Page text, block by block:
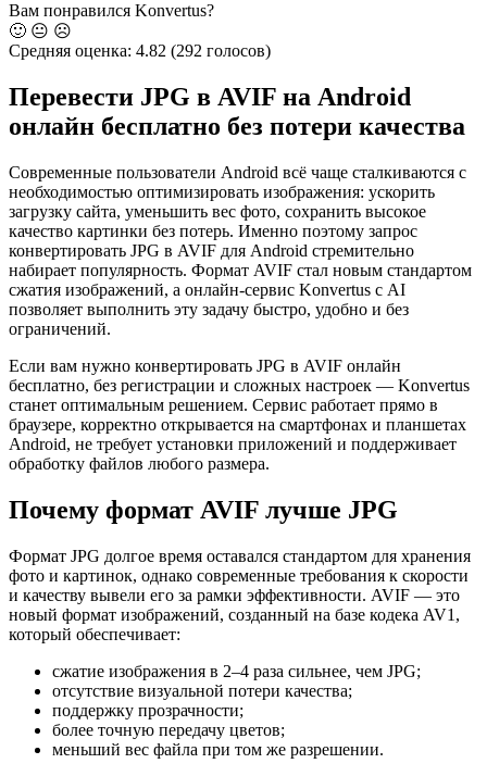
Вам понравился Konvertus?
🙂 😐 ☹️
Средняя оценка: 4.82 (292 голосов)
Перевести JPG в AVIF на Android
онлайн бесплатно без потери качества
Современные пользователи Android всё чаще сталкиваются с
необходимостью оптимизировать изображения: ускорить
загрузку сайта, уменьшить вес фото, сохранить высокое
качество картинки без потерь. Именно поэтому запрос
конвертировать JPG в AVIF для Android стремительно
набирает популярность. Формат AVIF стал новым стандартом
сжатия изображений, а онлайн-сервис Konvertus с AI
позволяет выполнить эту задачу быстро, удобно и без
ограничений.
Если вам нужно конвертировать JPG в AVIF онлайн
бесплатно, без регистрации и сложных настроек — Konvertus
станет оптимальным решением. Сервис работает прямо в
браузере, корректно открывается на смартфонах и планшетах
Android, не требует установки приложений и поддерживает
обработку файлов любого размера.
Почему формат AVIF лучше JPG
Формат JPG долгое время оставался стандартом для хранения
фото и картинок, однако современные требования к скорости
и качеству вывели его за рамки эффективности. AVIF — это
новый формат изображений, созданный на базе кодека AV1,
который обеспечивает:
сжатие изображения в 2–4 раза сильнее, чем JPG;
отсутствие визуальной потери качества;
поддержку прозрачности;
более точную передачу цветов;
меньший вес файла при том же разрешении.